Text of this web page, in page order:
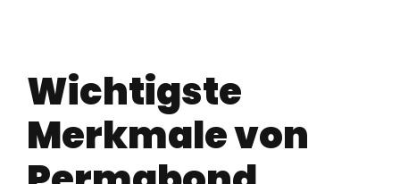
Wichtigste
Merkmale von